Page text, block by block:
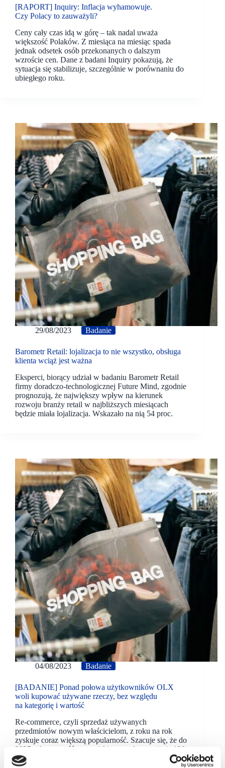
[RAPORT] Inquiry: Inflacja wyhamowuje.
Czy Polacy to zauważyli?
Ceny cały czas idą w górę – tak nadal uważa
większość Polaków. Z miesiąca na miesiąc spada
jednak odsetek osób przekonanych o dalszym
wzroście cen. Dane z badani Inquiry pokazują, że
sytuacja się stabilizuje, szczególnie w porównaniu do
ubiegłego roku.
29/08/2023 Badanie
Barometr Retail: lojalizacja to nie wszystko, obsługa
klienta wciąż jest ważna
Eksperci, biorący udział w badaniu Barometr Retail
firmy doradczo-technologicznej Future Mind, zgodnie
prognozują, że największy wpływ na kierunek
rozwoju branży retail w najbliższych miesiącach
będzie miała lojalizacja. Wskazało na nią 54 proc.
04/08/2023 Badanie
[BADANIE] Ponad połowa użytkowników OLX
woli kupować używane rzeczy, bez względu
na kategorię i wartość
Re-commerce, czyli sprzedaż używanych
przedmiotów nowym właścicielom, z roku na rok
zyskuje coraz większą popularność. Szacuje się, że do
2025 roku wartość europejskiego rynku wyniesie 120
miliardów euro .